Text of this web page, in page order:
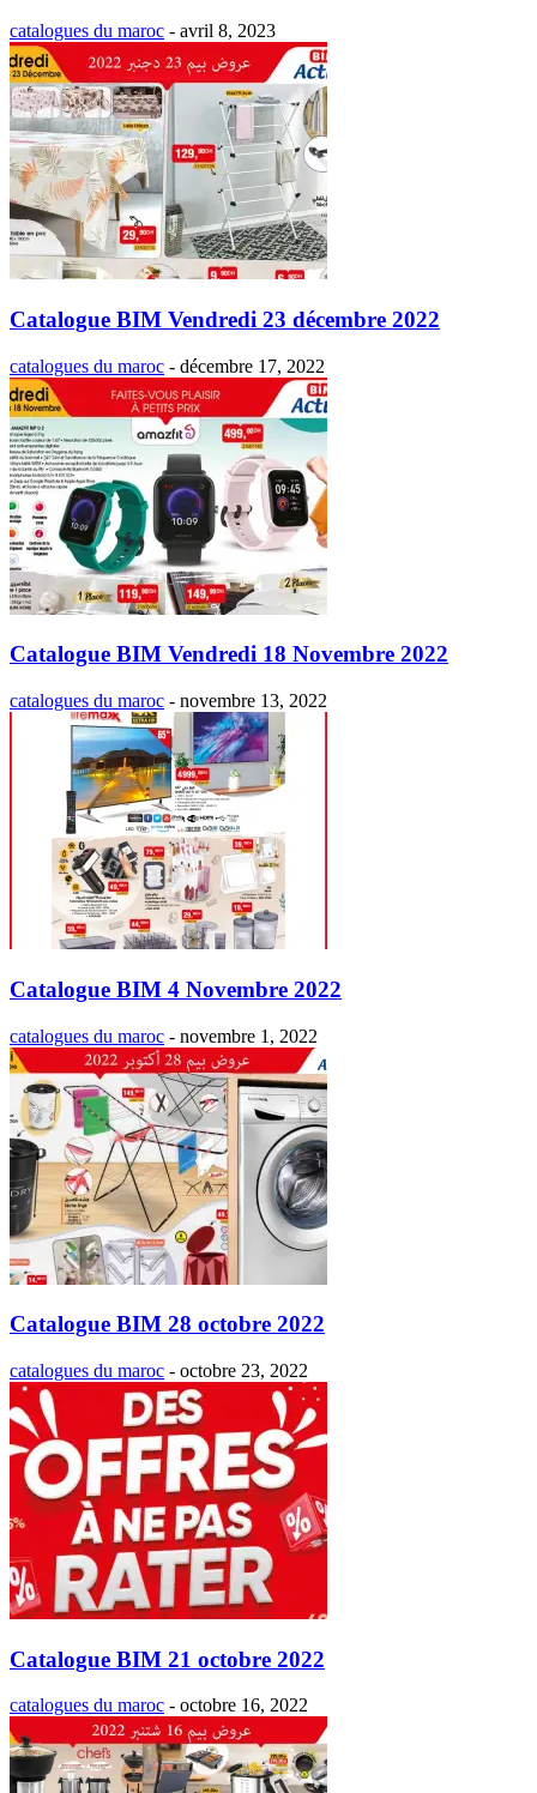
catalogues du maroc - avril 8, 2023
Catalogue BIM Vendredi 23 décembre 2022
catalogues du maroc - décembre 17, 2022
Catalogue BIM Vendredi 18 Novembre 2022
catalogues du maroc - novembre 13, 2022
Catalogue BIM 4 Novembre 2022
catalogues du maroc - novembre 1, 2022
Catalogue BIM 28 octobre 2022
catalogues du maroc - octobre 23, 2022
Catalogue BIM 21 octobre 2022
catalogues du maroc - octobre 16, 2022